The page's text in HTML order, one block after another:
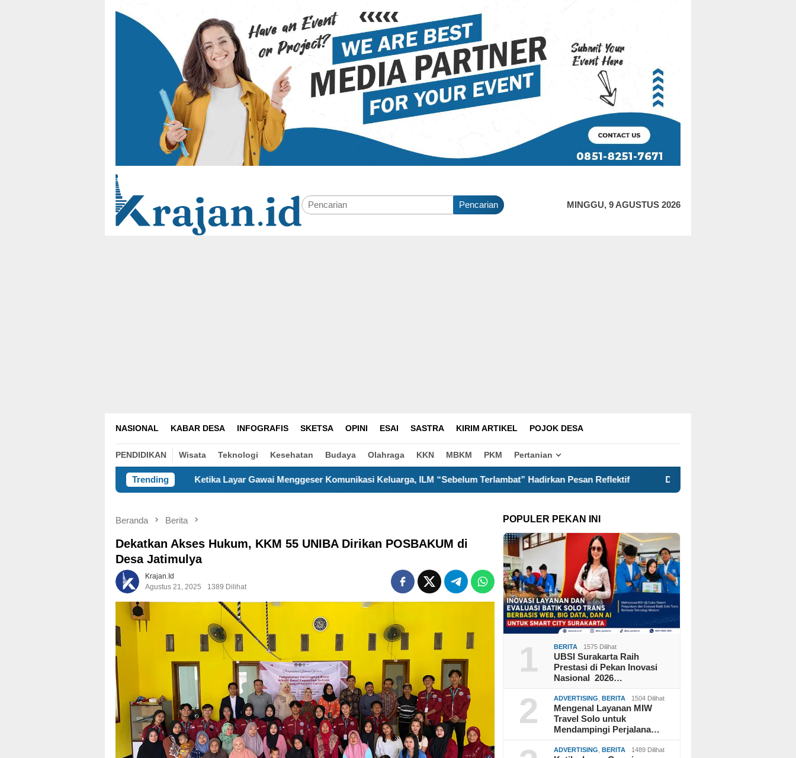
Pencarian MINGGU, 9 AGUSTUS 2026
NASIONAL KABAR DESA INFOGRAFIS SKETSA OPINI ESAI SASTRA KIRIM ARTIKEL POJOK DESA
PENDIDIKAN Wisata Teknologi Kesehatan Budaya Olahraga KKN MBKM PKM Pertanian
Trending
Ketika Layar Gawai Menggeser Komunikasi Keluarga, ILM “Sebelum Terlambat” Hadirkan Pesan Reflektif Data Geospasial dan Masa Depan Pembangunan
Beranda Berita
Dekatkan Akses Hukum, KKM 55 UNIBA Dirikan POSBAKUM di
Desa Jatimulya
Krajan.id
Agustus 21, 2025
1389 Dilihat
POPULER PEKAN INI
1 BERITA 1575 Dilihat
UBSI Surakarta Raih
Prestasi di Pekan Inovasi
Nasional 2026…
2 ADVERTISING ,BERITA 1504 Dilihat
Mengenal Layanan MIW
Travel Solo untuk
Mendampingi Perjalana…
ADVERTISING ,BERITA 1489 Dilihat